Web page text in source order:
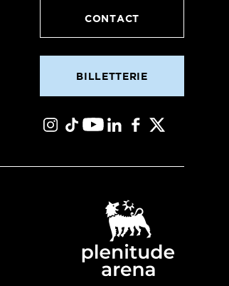
CONTACT
BILLETTERIE